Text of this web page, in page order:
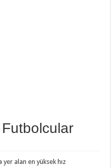
Futbolcular
alan en yüksek hız